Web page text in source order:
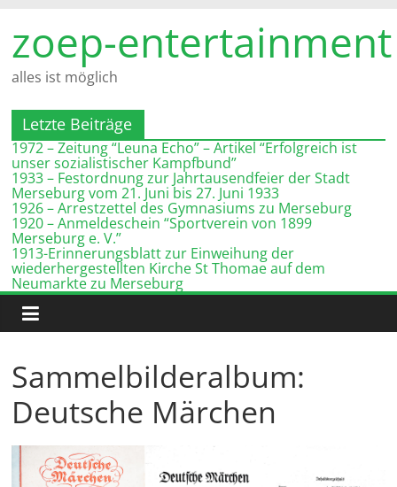
Inhalt
springen
zoep-entertainment
alles ist möglich
Letzte Beiträge
1972 – Zeitung “Leuna Echo” – Artikel “Erfolgreich ist
unser sozialistischer Kampfbund”
1933 – Festordnung zur Jahrtausendfeier der Stadt
Merseburg vom 21. Juni bis 27. Juni 1933
1926 – Arrestzettel des Gymnasiums zu Merseburg
1920 – Anmeldeschein “Sportverein von 1899
Merseburg e. V.”
1913-Erinnerungsblatt zur Einweihung der
wiederhergestellten Kirche St Thomae auf dem
Neumarkte zu Merseburg
Sammelbilderalbum:
Deutsche Märchen